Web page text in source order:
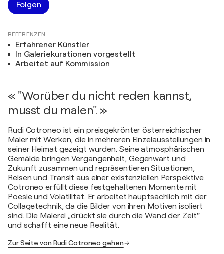
Folgen
REFERENZEN
Erfahrener Künstler
In Galeriekurationen vorgestellt
Arbeitet auf Kommission
« "Worüber du nicht reden kannst,
musst du malen". »
Rudi Cotroneo ist ein preisgekrönter österreichischer
Maler mit Werken, die in mehreren Einzelausstellungen in
seiner Heimat gezeigt wurden. Seine atmosphärischen
Gemälde bringen Vergangenheit, Gegenwart und
Zukunft zusammen und repräsentieren Situationen,
Reisen und Transit aus einer existenziellen Perspektive.
Cotroneo erfüllt diese festgehaltenen Momente mit
Poesie und Volatilität. Er arbeitet hauptsächlich mit der
Collagetechnik, da die Bilder von ihren Motiven isoliert
sind. Die Malerei „drückt sie durch die Wand der Zeit“
und schafft eine neue Realität.
Zur Seite von Rudi Cotroneo gehen